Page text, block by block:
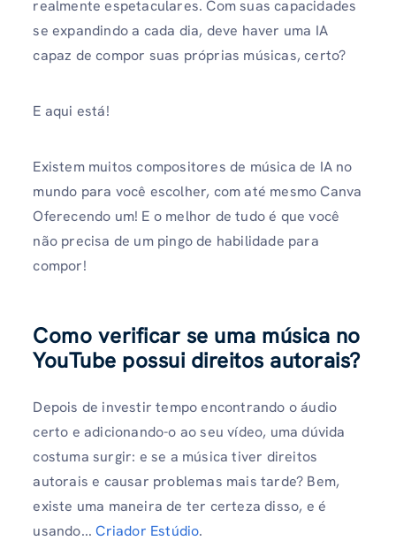
realmente espetaculares. Com suas capacidades
se expandindo a cada dia, deve haver uma IA
capaz de compor suas próprias músicas, certo?
E aqui está!
Existem muitos compositores de música de IA no
mundo para você escolher, com até mesmo Canva
Oferecendo um! E o melhor de tudo é que você
não precisa de um pingo de habilidade para
compor!
Como verificar se uma música no
YouTube possui direitos autorais?
Depois de investir tempo encontrando o áudio
certo e adicionando-o ao seu vídeo, uma dúvida
costuma surgir: e se a música tiver direitos
autorais e causar problemas mais tarde? Bem,
existe uma maneira de ter certeza disso, e é
usando...Criador Estúdio.